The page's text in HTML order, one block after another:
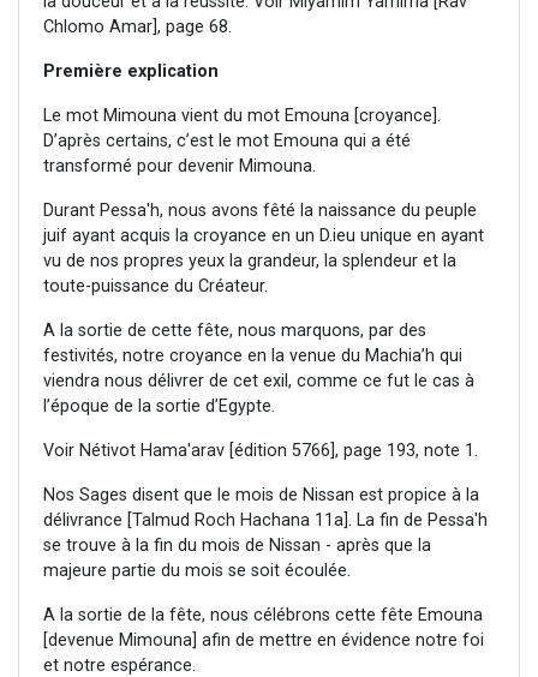
Chlomo Amar], page 68.
Première explication
Le mot Mimouna vient du mot Emouna [croyance].
D’après certains, c’est le mot Emouna qui a été
transformé pour devenir Mimouna.
Durant Pessa'h, nous avons fêté la naissance du peuple
juif ayant acquis la croyance en un D.ieu unique en ayant
vu de nos propres yeux la grandeur, la splendeur et la
toute-puissance du Créateur.
A la sortie de cette fête, nous marquons, par des
festivités, notre croyance en la venue du Machia’h qui
viendra nous délivrer de cet exil, comme ce fut le cas à
l’époque de la sortie d’Egypte.
Voir Nétivot Hama'arav [édition 5766], page 193, note 1.
Nos Sages disent que le mois de Nissan est propice à la
délivrance [Talmud Roch Hachana 11a]. La fin de Pessa'h
se trouve à la fin du mois de Nissan - après que la
majeure partie du mois se soit écoulée.
A la sortie de la fête, nous célébrons cette fête Emouna
[devenue Mimouna] afin de mettre en évidence notre foi
et notre espérance.